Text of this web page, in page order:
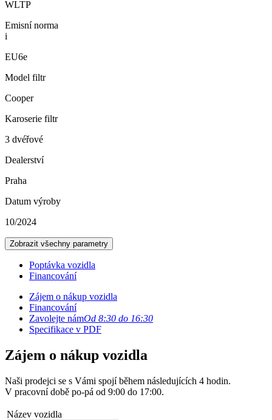
WLTP
Emisní norma
i
EU6e
Model filtr
Cooper
Karoserie filtr
3 dvéřové
Dealerství
Praha
Datum výroby
10/2024
Zobrazit všechny parametry
Poptávka vozidla
Financování
Zájem o nákup vozidla
Financování
Zavolejte námOd 8:30 do 16:30
Specifikace v PDF
Zájem o nákup vozidla
Naši prodejci se s Vámi spojí během následujících 4 hodin.
V pracovní době po-pá od 9:00 do 17:00.
Název vozidla